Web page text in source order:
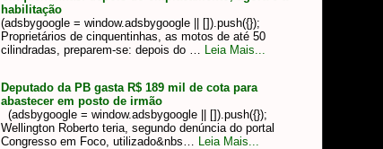
habilitação
(adsbygoogle = window.adsbygoogle || []).push({});
Proprietários de cinquentinhas, as motos de até 50
cilindradas, preparem-se: depois do …
Leia Mais...
Deputado da PB gasta R$ 189 mil de cota para
abastecer em posto de irmão
(adsbygoogle = window.adsbygoogle || []).push({});
Wellington Roberto teria, segundo denúncia do portal
Congresso em Foco, utilizado&nbs…
Leia Mais...